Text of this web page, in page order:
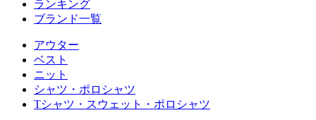
ランキング
ブランド一覧
アウター
ベスト
ニット
シャツ・ポロシャツ
Tシャツ・スウェット・ポロシャツ